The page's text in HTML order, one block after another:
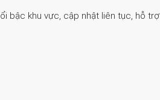
bậc khu vực, cập nhật liên tục, hỗ trợ